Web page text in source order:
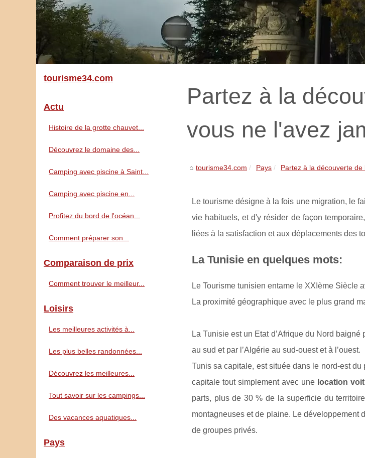
Partez à la
vous ne l'avez
tourisme34.com Pays Partez à la découverte de
Le tourisme désigne à la fois une migration, le
vie habituels, et d'y résider de façon
liées à la satisfaction et aux déplacements des
La Tunisie en quelques mots:
Le Tourisme tunisien entame le XXIème Siècle
La proximité géographique avec le plus grand
La Tunisie est un Etat d’Afrique du Nord
au sud et par l’Algérie au sud-ouest et à l’ouest.
Tunis sa capitale, est située dans le nord-est
capitale tout simplement avec une location
parts, plus de 30 % de la superficie du
montagneuses et de plaine. Le développement
de groupes privés.
tourisme34.com
Actu
Histoire de la grotte chauvet...
Découvrez le domaine des...
Camping avec piscine à Saint...
Camping avec piscine en...
Profitez du bord de l'océan...
Comment préparer son...
Comparaison de prix
Comment trouver le meilleur...
Loisirs
Les meilleures activités à...
Les plus belles randonnées...
Découvrez les meilleures...
Tout savoir sur les campings...
Des vacances aquatiques...
Pays